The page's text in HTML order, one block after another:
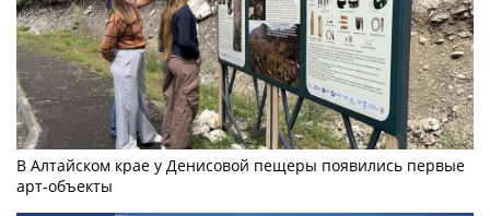
В Алтайском крае у Денисовой пещеры появились первые
арт-объекты